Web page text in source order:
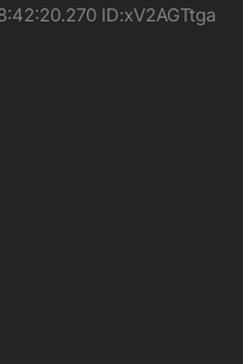
ID:xV2AGTtga